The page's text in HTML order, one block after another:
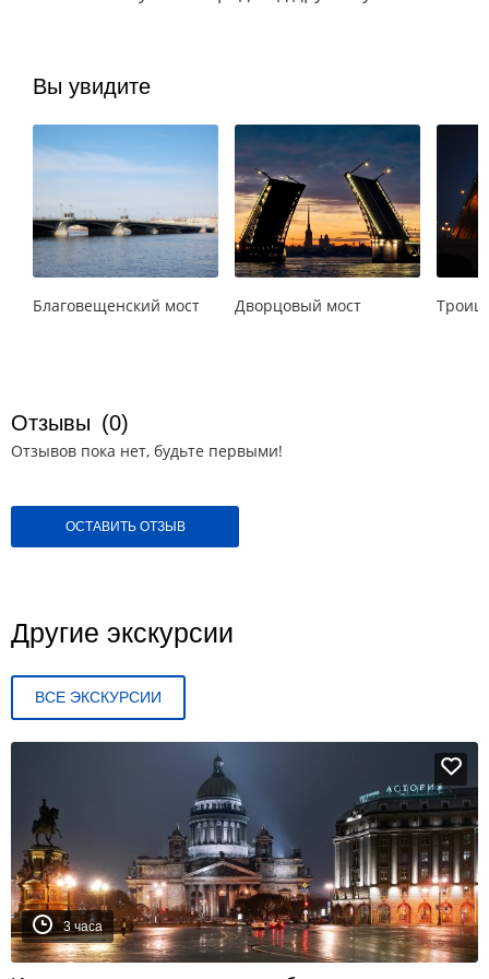
Вы увидите
Благовещенский мост Дворцовый мост
Отзывы (0)
Отзывов пока нет, будьте первыми!
ОСТАВИТЬ ОТЗЫВ
Другие экскурсии
ВСЕ ЭКСКУРСИИ
3 часа